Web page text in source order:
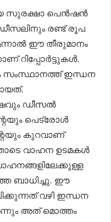
സുരക്ഷാ പെൻഷൻ
രണ്ട് രൂപ
ഈ തീരുമാനം
റിപ്പോർട്ടുകൾ.
സംസ്ഥാനത്ത് ഇന്ധന
ഡീസൽ
പെട്രോൾ
കുറവാണ്
വാഹന ഉടമകൾ
ബാധിച്ചു. ഈ
വഴി ഇന്ധന
അത് മൊത്തം